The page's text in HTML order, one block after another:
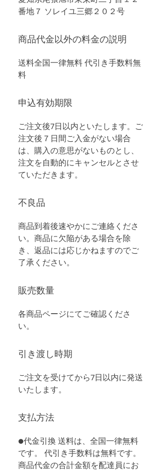
番地７ ソレイユ三郷２０２号
商品代金以外の料金の説明
送料全国一律無料 代引き手数料無
料
申込有効期限
ご注文後7日以内といたします。ご
注文後７日間ご入金がない場合
は、購入の意思がないものとし、
注文を自動的にキャンセルとさせ
ていただきます。
不良品
商品到着後速やかにご連絡くださ
い。商品に欠陥がある場合を除
き、返品には応じかねますのでご
了承ください。
販売数量
各商品ページにてご確認くださ
い。
引き渡し時期
ご注文を受けてから7日以内に発送
いたします。
支払方法
●代金引換 送料は、全国一律無料
です。 代引き手数料は無料です。
商品代金の合計金額を配達員にお